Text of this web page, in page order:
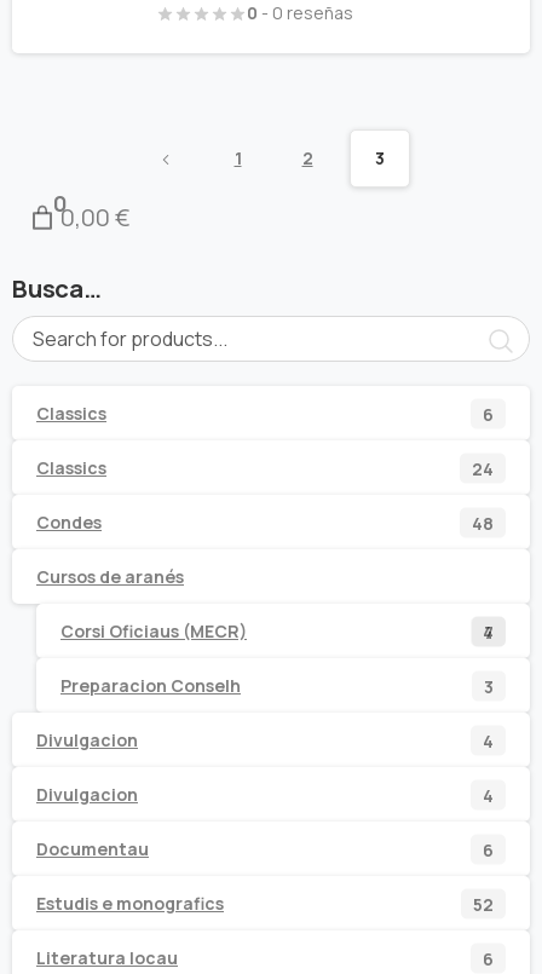
0 - 0 reseñas
1 2 3
00,00 €
Busca…
Classics 6
Classics
24
Condes
48
Cursos de aranés
7
Corsi Oficiaus (MECR) 4
Preparacion Conselh
3
Divulgacion
4
Divulgacion
4
Documentau
6
Estudis e monografics
52
Literatura locau
6